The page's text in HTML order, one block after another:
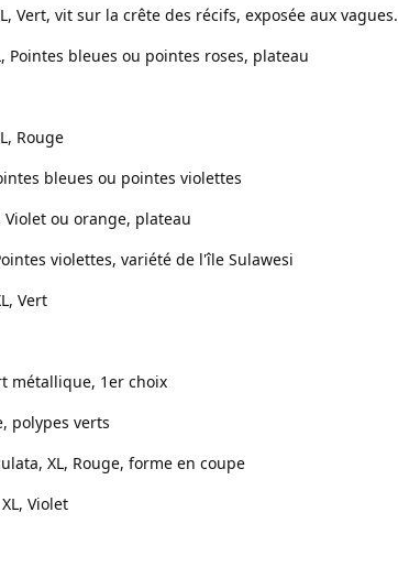
Vert, vit sur la crête des récifs, exposée aux vagues.
Pointes bleues ou pointes roses, plateau
Rouge
bleues ou pointes violettes
ou orange, plateau
violettes, variété de l'île Sulawesi
Vert
métallique, 1er choix
polypes verts
XL, Rouge, forme en coupe
Violet